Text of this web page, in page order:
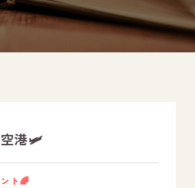
空港🛩️
ト🌈